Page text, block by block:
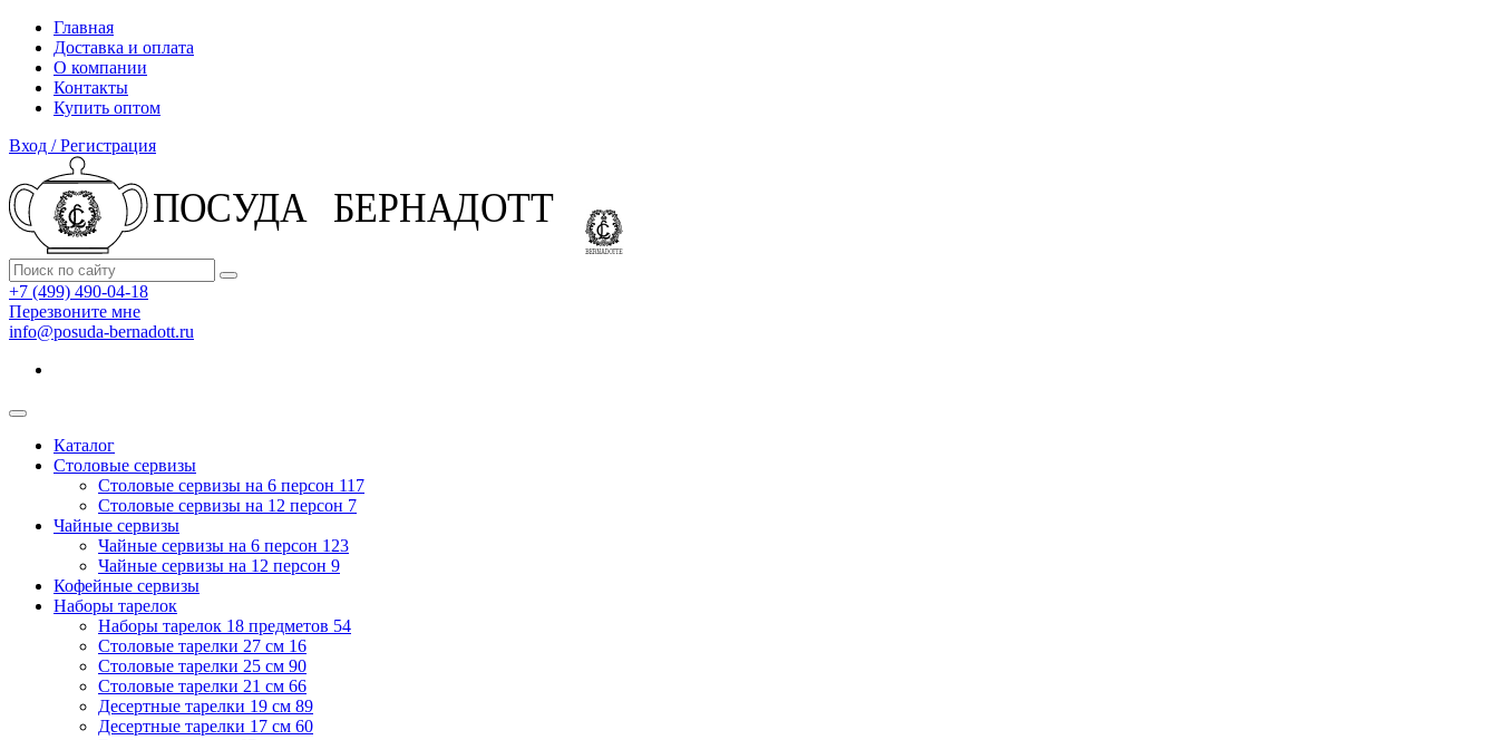
Главная
Доставка и оплата
О компании
Контакты
Купить оптом
Вход / Регистрация
+7 (499) 490-04-18
Перезвоните мне
info@posuda-bernadott.ru
Каталог
Столовые сервизы
Столовые сервизы на 6 персон 117
Столовые сервизы на 12 персон 7
Чайные сервизы
Чайные сервизы на 6 персон 123
Чайные сервизы на 12 персон 9
Кофейные сервизы
Наборы тарелок
Наборы тарелок 18 предметов 54
Столовые тарелки 27 см 16
Столовые тарелки 25 см 90
Столовые тарелки 21 см 66
Десертные тарелки 19 см 89
Десертные тарелки 17 см 60